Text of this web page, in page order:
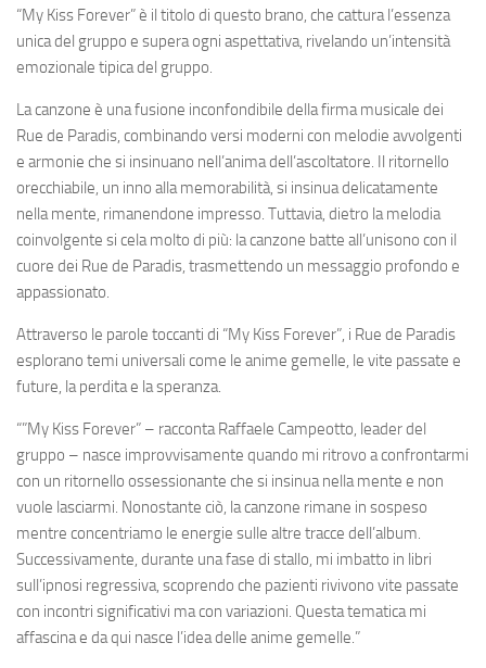
“My Kiss Forever” è il titolo di questo brano, che cattura l’essenza
unica del gruppo e supera ogni aspettativa, rivelando un’intensità
emozionale tipica del gruppo.
La canzone è una fusione inconfondibile della firma musicale dei
Rue de Paradis, combinando versi moderni con melodie avvolgenti
e armonie che si insinuano nell’anima dell’ascoltatore. Il ritornello
orecchiabile, un inno alla memorabilità, si insinua delicatamente
nella mente, rimanendone impresso. Tuttavia, dietro la melodia
coinvolgente si cela molto di più: la canzone batte all’unisono con il
cuore dei Rue de Paradis, trasmettendo un messaggio profondo e
appassionato.
Attraverso le parole toccanti di “My Kiss Forever”, i Rue de Paradis
esplorano temi universali come le anime gemelle, le vite passate e
future, la perdita e la speranza.
“”My Kiss Forever” – racconta Raffaele Campeotto, leader del
gruppo – nasce improvvisamente quando mi ritrovo a confrontarmi
con un ritornello ossessionante che si insinua nella mente e non
vuole lasciarmi. Nonostante ciò, la canzone rimane in sospeso
mentre concentriamo le energie sulle altre tracce dell’album.
Successivamente, durante una fase di stallo, mi imbatto in libri
sull’ipnosi regressiva, scoprendo che pazienti rivivono vite passate
con incontri significativi ma con variazioni. Questa tematica mi
affascina e da qui nasce l’idea delle anime gemelle.”